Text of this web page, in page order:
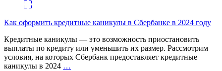
Как оформить кредитные каникулы в Сбербанке в 2024 году
Кредитные каникулы — это возможность приостановить
выплаты по кредиту или уменьшить их размер. Рассмотрим
условия, на которых Сбербанк предоставляет кредитные
каникулы в 2024 …